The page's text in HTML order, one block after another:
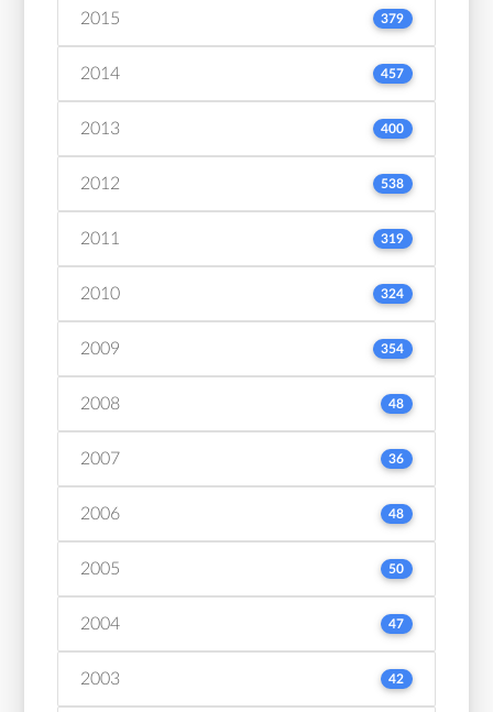
2015 379
2014 457
2013 400
2012 538
2011 319
2010 324
2009 354
2008 48
2007 36
2006 48
2005 50
2004 47
2003 42